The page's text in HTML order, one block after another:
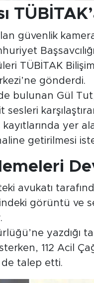
güvenlik
TÜBİTAK
gönderdi.
bulunan Gül
yer
getirilmesi
avukatı
görüntü ve
yazdığı
112 Acil
de talep etti.